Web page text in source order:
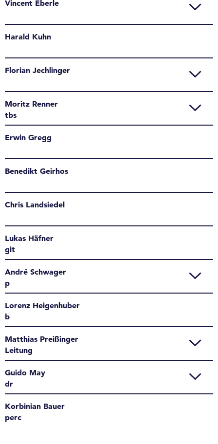
Vincent Eberle
Harald Kuhn
Florian Jechlinger
Moritz Renner
tbs
Erwin Gregg
Benedikt Geirhos
Chris Landsiedel
Lukas Häfner
git
André Schwager
p
Lorenz Heigenhuber
b
Matthias Preißinger
Leitung
Guido May
dr
Korbinian Bauer
perc